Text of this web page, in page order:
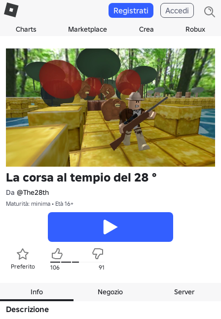
Charts Marketplace Crea Robux
Registrati Accedi
La corsa al tempio del 28 °
Da @The28th
Maturità: minima • Età 16+
Preferito 106 91
Info Negozio Server
Descrizione